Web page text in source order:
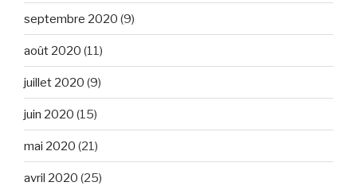
septembre 2020 (9)
août 2020 (11)
juillet 2020 (9)
juin 2020 (15)
mai 2020 (21)
avril 2020 (25)